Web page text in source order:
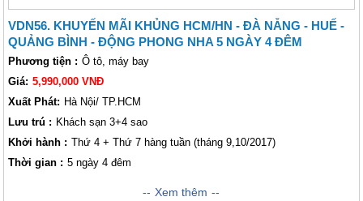
VDN56. KHUYẾN MÃI KHỦNG HCM/HN - ĐÀ NẴNG - HUẾ -
QUẢNG BÌNH - ĐỘNG PHONG NHA 5 NGÀY 4 ĐÊM
Phương tiện : Ô tô, máy bay
Giá: 5,990,000 VNĐ
Xuất Phát: Hà Nội/ TP.HCM
Lưu trú : Khách sạn 3+4 sao
Khởi hành : Thứ 4 + Thứ 7 hàng tuần (tháng 9,10/2017)
Thời gian : 5 ngày 4 đêm
Du Lịch Đà Nẵng - Đà Nẵng - thành phố nằm giữa ba di sản thế giới: cố
Xem thêm